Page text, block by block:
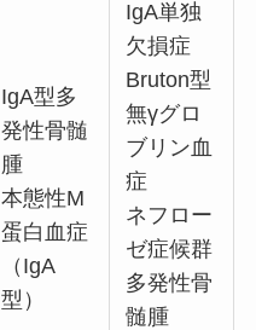
IgA型多
発性骨髄
腫
本態性M
蛋白血症
（IgA
型）
IgA単独
欠損症
Bruton型
無γグロ
ブリン血
症
ネフロー
ゼ症候群
多発性骨
髄腫